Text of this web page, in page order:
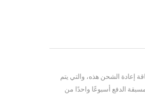
إعادة الشحن هذه، والتي يتم
الدفع أسبوعًا واحدًا من